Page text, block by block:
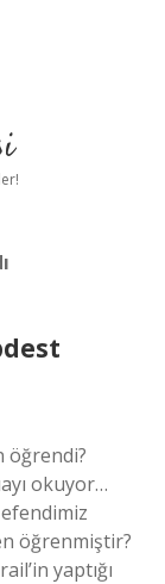
öğrendi?
okuyor…
öğrenmiştir?
yaptığı